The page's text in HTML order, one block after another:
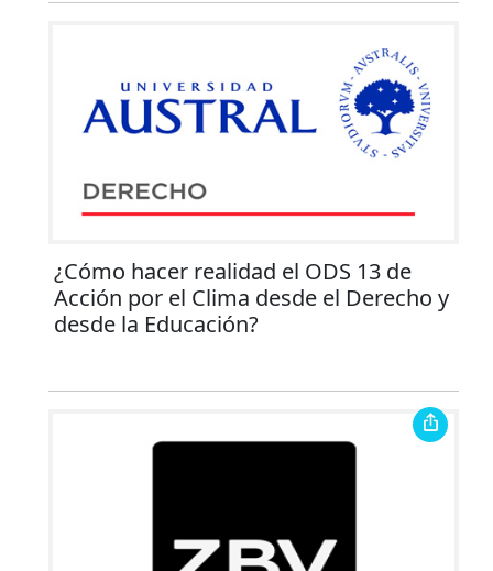
¿Cómo hacer realidad el ODS 13 de
Acción por el Clima desde el Derecho y
desde la Educación?